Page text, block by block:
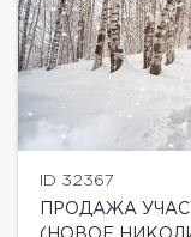
ID 32367
ПРОДАЖА
(НОВОЕ